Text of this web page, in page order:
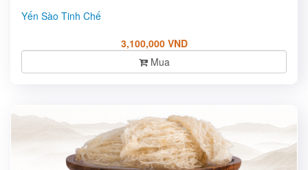
Yến Sào Tinh Chế
3,100,000 VND
Mua